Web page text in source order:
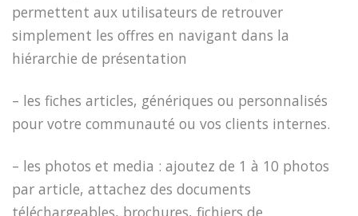
permettent aux utilisateurs de retrouver
simplement les offres en navigant dans la
hiérarchie de présentation
– les fiches articles, génériques ou personnalisés
pour votre communauté ou vos clients internes.
– les photos et media : ajoutez de 1 à 10 photos
par article, attachez des documents
téléchargeables, brochures, fichiers de